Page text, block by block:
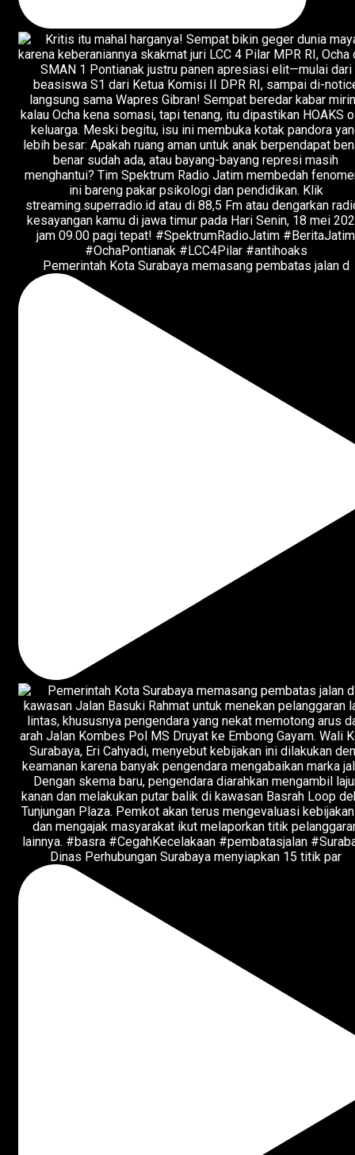
Pemerintah Kota Surabaya memasang pembatas jalan d
Dinas Perhubungan Surabaya menyiapkan 15 titik par